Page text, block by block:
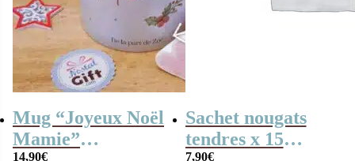
Mug “Joyeux Noël
Mamie”
14,90€
Sachet nougats
tendres x 15
7,90€